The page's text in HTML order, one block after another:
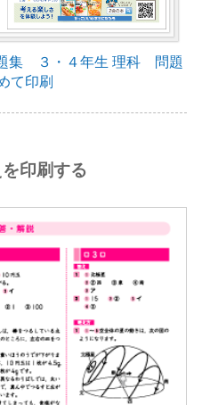
集 ３・４年生 理科 問題
て印刷
印刷する